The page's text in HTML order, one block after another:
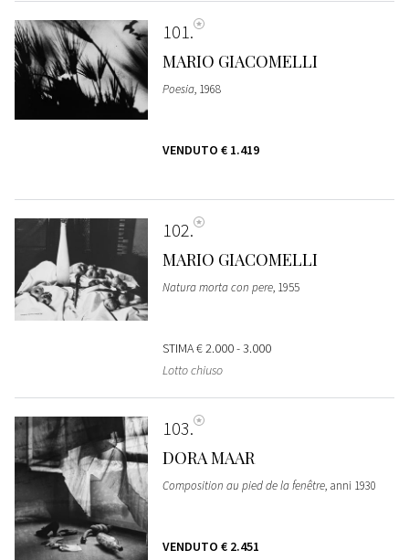
101
MARIO GIACOMELLI
Poesia, 1968
VENDUTO € 1.419
102
MARIO GIACOMELLI
Natura morta con pere, 1955
STIMA€ 2.000 - 3.000
Lotto chiuso
103
DORA MAAR
Composition au pied de la fenêtre, anni 1930
VENDUTO € 2.451